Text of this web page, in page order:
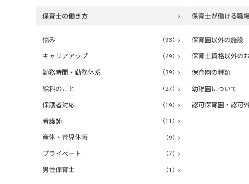
保育士の働き方
悩み （93）
キャリアアップ （49）
勤務時間・勤務体系 （39）
給料のこと （27）
保護者対応 （19）
看護師 （11）
産休・育児休暇 （9）
プライベート （7）
男性保育士 （1）
保育士が働ける職
保育園以外の施設
保育士資格以外の
保育園の種類
幼稚園について
認可保育園・認可